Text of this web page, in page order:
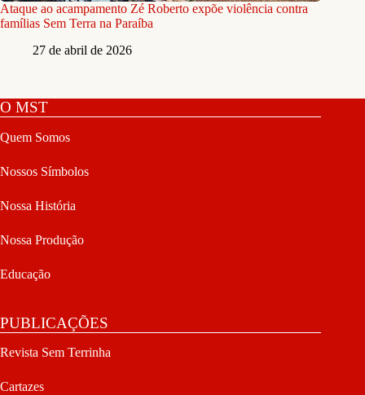
Ataque ao acampamento Zé Roberto expõe violência contra
famílias Sem Terra na Paraíba
27 de abril de 2026
O MST
Quem Somos
Nossos Símbolos
Nossa História
Nossa Produção
Educação
PUBLICAÇÕES
Revista Sem Terrinha
Cartazes